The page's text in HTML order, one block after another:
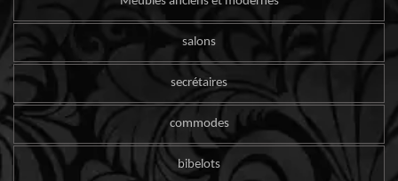
salons
secrétaires
commodes
bibelots